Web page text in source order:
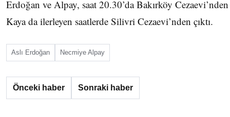
Erdoğan ve Alpay, saat 20.30’da Bakırköy
Kaya da ilerleyen saatlerde Silivri Cezaevi’nden çıktı.
Aslı Erdoğan Necmiye Alpay
Önceki haber Sonraki haber